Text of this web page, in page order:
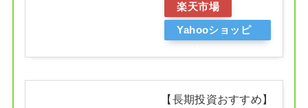
楽天市場
Yahooショッピ
【長期投資おすすめ】